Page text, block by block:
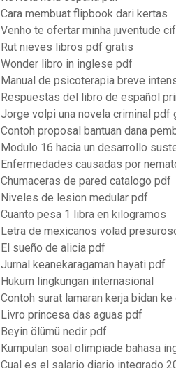
Cara membuat flipbook dari kertas
Venho te ofertar minha juventude
Rut nieves libros pdf gratis
Wonder libro in inglese pdf
Manual de psicoterapia breve
Respuestas del libro de español
Jorge volpi una novela criminal pdf
Contoh proposal bantuan dana
Modulo 16 hacia un desarrollo
Enfermedades causadas por
Chumaceras de pared catalogo pdf
Niveles de lesion medular pdf
Cuanto pesa 1 libra en kilogramos
Letra de mexicanos volad
El sueño de alicia pdf
Jurnal keanekaragaman hayati pdf
Hukum lingkungan internasional
Contoh surat lamaran kerja bidan
Livro princesa das aguas pdf
Beyin ölümü nedir pdf
Kumpulan soal olimpiade bahasa
Cual es el salario diario integrado